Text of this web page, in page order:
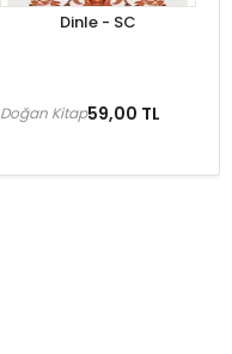
Dinle - SC
59,00 TL
Doğan Kitap